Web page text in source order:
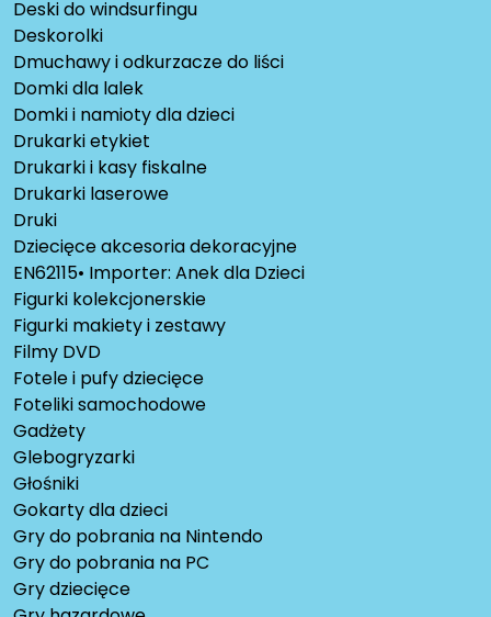
Deski do windsurfingu
Deskorolki
Dmuchawy i odkurzacze do liści
Domki dla lalek
Domki i namioty dla dzieci
Drukarki etykiet
Drukarki i kasy fiskalne
Drukarki laserowe
Druki
Dziecięce akcesoria dekoracyjne
EN62115• Importer: Anek dla Dzieci
Figurki kolekcjonerskie
Figurki makiety i zestawy
Filmy DVD
Fotele i pufy dziecięce
Foteliki samochodowe
Gadżety
Glebogryzarki
Głośniki
Gokarty dla dzieci
Gry do pobrania na Nintendo
Gry do pobrania na PC
Gry dziecięce